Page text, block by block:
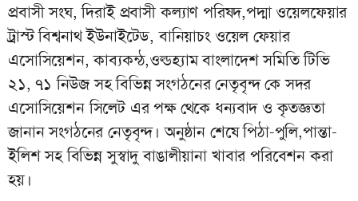
প্রবাসী সংঘ, দিরাই প্রবাসী কল্যাণ পরিষদ,পদ্মা ওয়েলফেয়ার
ট্রাস্ট বিশ্বনাথ ইউনাইটেড, বানিয়াচং ওয়েল ফেয়ার
এসোসিয়েশন, কাব্যকন্ঠ,ওল্ডহ্যাম বাংলাদেশ সমিতি টিভি
২১, ৭১ নিউজ সহ বিভিন্ন সংগঠনের নেতৃবৃন্দ কে সদর
এসোসিয়েশন সিলেট এর পক্ষ থেকে ধন্যবাদ ও কৃতজ্ঞতা
জানান সংগঠনের নেতৃবৃন্দ। অনুষ্ঠান শেষে পিঠা-পুলি,পান্তা-
ইলিশ সহ বিভিন্ন সুস্বাদু বাঙালীয়ানা খাবার পরিবেশন করা
হয়।